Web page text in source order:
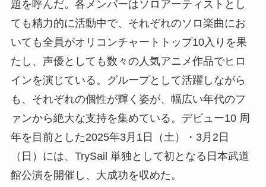
題を呼んだ。各メンバーはソロアーティストとし
ても精力的に活動中で、それぞれのソロ楽曲にお
いても全員がオリコンチャートトップ10入りを果
たし、声優としても数々の人気アニメ作品でヒロ
インを演じている。グループとして活躍しながら
も、それぞれの個性が輝く姿が、幅広い年代のフ
ァンから絶大な支持を集めている。デビュー10 周
年を目前とした2025年3月1日（土）・3月2日
（日）には、TrySail 単独として初となる日本武道
館公演を開催し、大成功を収めた。